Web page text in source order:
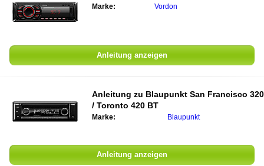
Marke: Vordon
Anleitung anzeigen
Anleitung zu Blaupunkt San Francisco 320
/ Toronto 420 BT
Marke: Blaupunkt
Anleitung anzeigen